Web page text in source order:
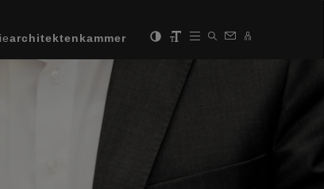
architektenkammer